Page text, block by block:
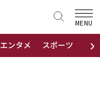
›
エンタメ スポーツ 地域
MENU